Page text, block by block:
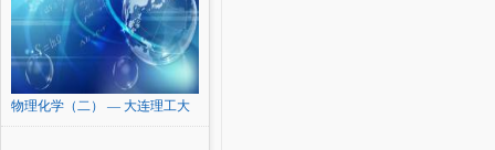
物理化学（二） — 大连理工大
学